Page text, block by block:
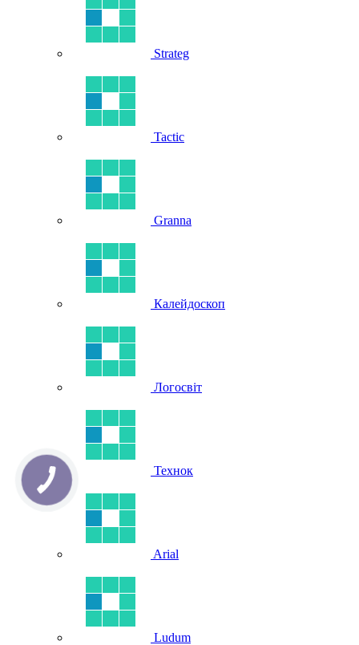
Strateg
Tactic
Granna
Калейдоскоп
Логосвіт
Технок
Arial
Ludum